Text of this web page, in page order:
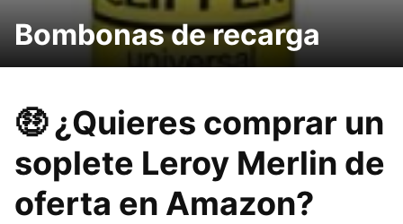
Bombonas de recarga
🤑 ¿Quieres comprar un
soplete Leroy Merlin de
oferta en Amazon?